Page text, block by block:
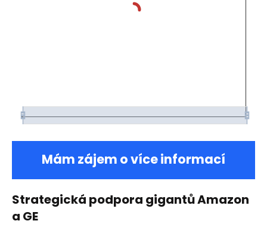
Mám zájem o více informací
Strategická podpora gigantů Amazon
a GE